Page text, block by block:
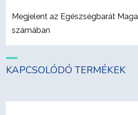
Megjelent az Egészségbarát
számában
KAPCSOLÓDÓ TERMÉKEK